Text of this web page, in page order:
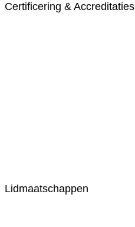
Certificering & Accreditaties
Lidmaatschappen